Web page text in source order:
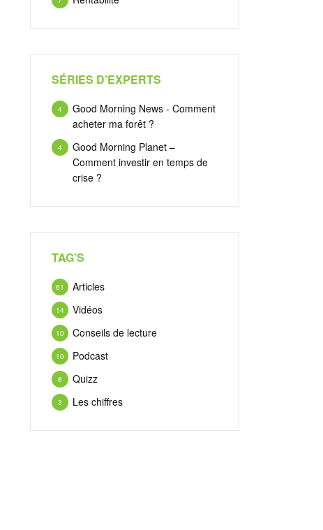
SÉRIES D’EXPERTS
Good Morning News - Comment
acheter ma forêt ?
4
Good Morning Planet –
Comment investir en temps de
crise ?
4
TAG’S
Articles
61
Vidéos
14
Conseils de lecture
10
Podcast
10
Quizz
8
Les chiffres
3